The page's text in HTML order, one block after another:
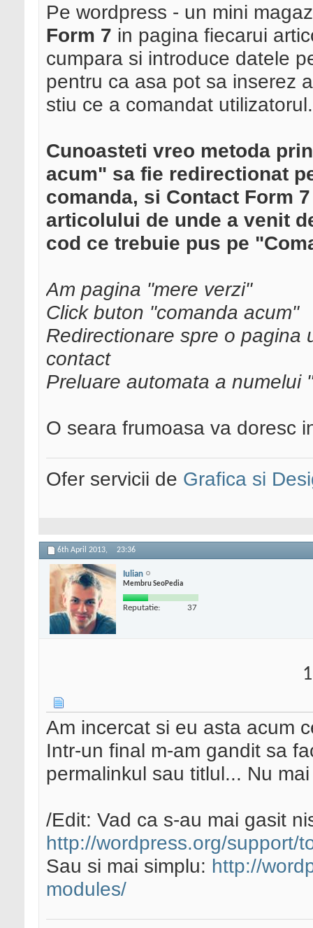
Pe wordpress - un mini
Form 7 in pagina fiecarui
cumpara si introduce datele
pentru ca asa pot sa inserez
stiu ce a comandat utilizatorul.
Cunoasteti vreo metoda
acum" sa fie redirectionat
comanda, si Contact Form
articolului de unde a venit
cod ce trebuie pus pe
Am pagina "mere verzi"
Click buton "comanda acum"
Redirectionare spre o pagina
contact
Preluare automata a numelui
O seara frumoasa va doresc
Ofer servicii de Grafica si
6th April 2013, 23:36
Iulian
Membru SeoPedia
Reputatie: 37
Am incercat si eu asta acum
Intr-un final m-am gandit sa
permalinkul sau titlul... Nu
/Edit: Vad ca s-au mai gasit
http://wordpress.org/support/
Sau si mai simplu: http://
modules/